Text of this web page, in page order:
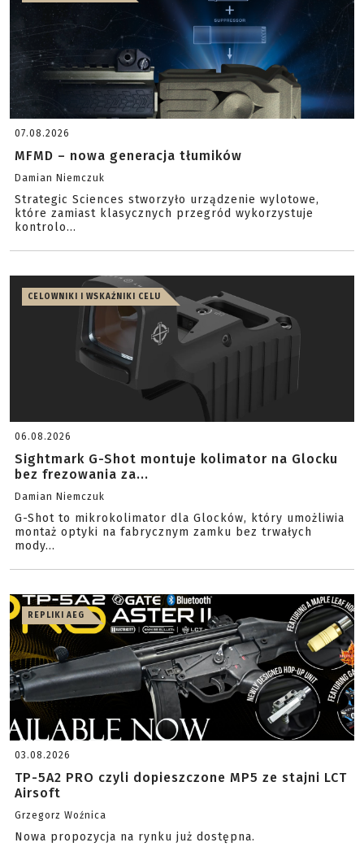
07.08.2026
MFMD – nowa generacja tłumików
Damian Niemczuk
Strategic Sciences stworzyło urządzenie wylotowe,
które zamiast klasycznych przegród wykorzystuje
kontrolo...
CELOWNIKI I WSKAŹNIKI CELU
06.08.2026
Sightmark G-Shot montuje kolimator na Glocku
bez frezowania za...
Damian Niemczuk
G-Shot to mikrokolimator dla Glocków, który umożliwia
montaż optyki na fabrycznym zamku bez trwałych
mody...
REPLIKI AEG
03.08.2026
TP-5A2 PRO czyli dopieszczone MP5 ze stajni LCT
Airsoft
Grzegorz Woźnica
Nowa propozycja na rynku już dostępna.